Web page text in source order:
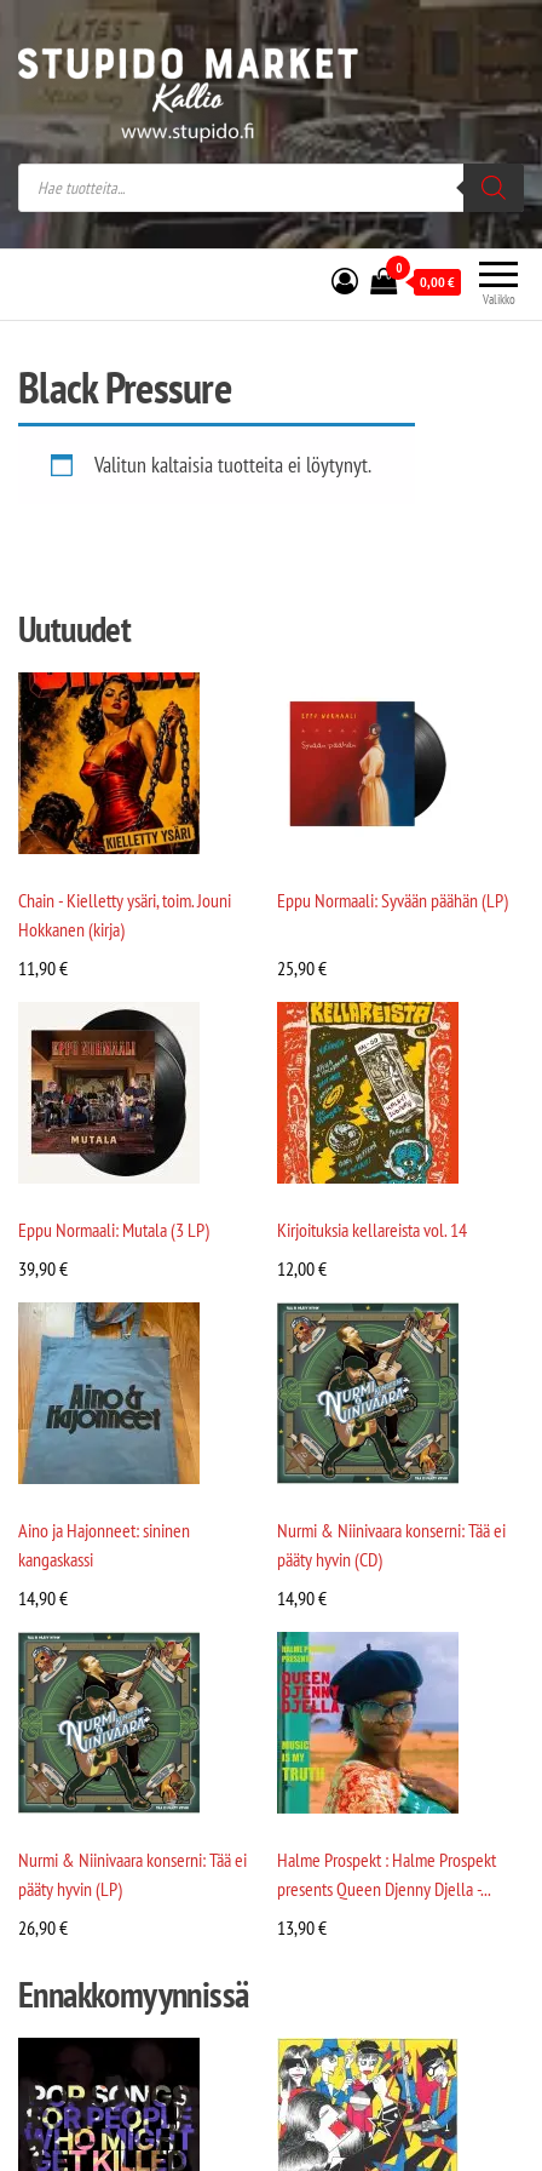
Stupido Market – verkossa ja kivijalassa
Stupido Market on vaihtoehtomusaan
erikoistunut verkko- sekä
kivijalkakauppa Helsingissä Kallion
sydämessä.
Valikko
0
0,00€
Black Pressure
Valitun kaltaisia tuotteita ei löytynyt.
Uutuudet
Chain - Kielletty ysäri, toim. Jouni
Hokkanen (kirja)
11,90€
Eppu Normaali: Syvään päähän (LP)
25,90€
Eppu Normaali: Mutala (3 LP)
39,90€
Kirjoituksia kellareista vol. 14
12,00€
Aino ja Hajonneet: sininen
kangaskassi
14,90€
Nurmi & Niinivaara konserni: Tää ei
pääty hyvin (CD)
14,90€
Nurmi & Niinivaara konserni: Tää ei
pääty hyvin (LP)
26,90€
Halme Prospekt : Halme Prospekt
presents Queen Djenny Djella -...
13,90€
Ennakkomyynnissä